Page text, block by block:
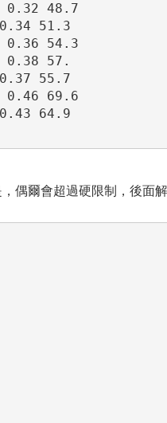
0.32 48.7
51.3
0.36 54.3
0.38 57.
55.7
0.46 69.6
64.9
偶爾會超過硬限制，後面解